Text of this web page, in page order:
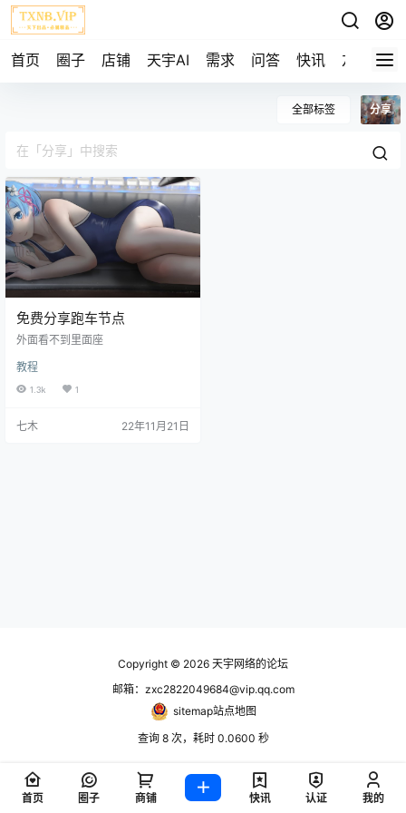
首页 圈子 店铺 天宇AI 需求 问答 快讯 友链
全部标签 分享
免费分享跑车节点
外面看不到里面座
教程
1.3k 1
七木 22年11月21日
Copyright © 2026 天宇网络的论坛
邮箱：zxc2822049684@vip.qq.com
sitemap站点地图
查询 8 次，耗时 0.0600 秒
首页 圈子 商铺 快讯 认证 我的